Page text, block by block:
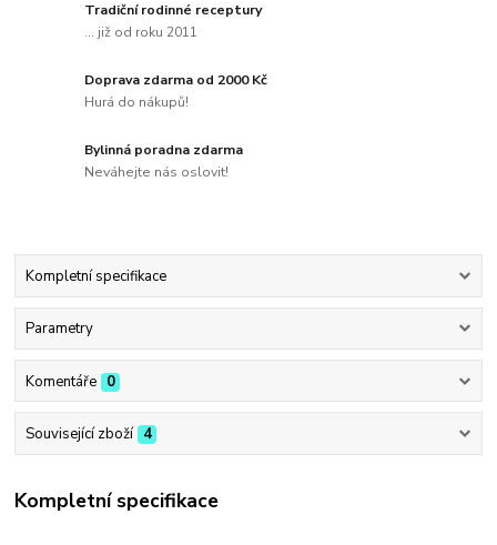
Tradiční rodinné receptury
... již od roku 2011
Doprava zdarma od 2000 Kč
Hurá do nákupů!
Bylinná poradna zdarma
Neváhejte nás oslovit!
Kompletní specifikace
Parametry
Komentáře 0
Související zboží 4
Kompletní specifikace